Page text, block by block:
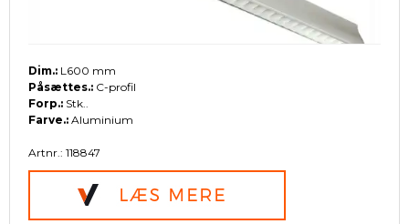
Dim.: L600 mm
Påsættes.: C-profil
Forp.: Stk..
Farve.: Aluminium
Artnr.: 118847